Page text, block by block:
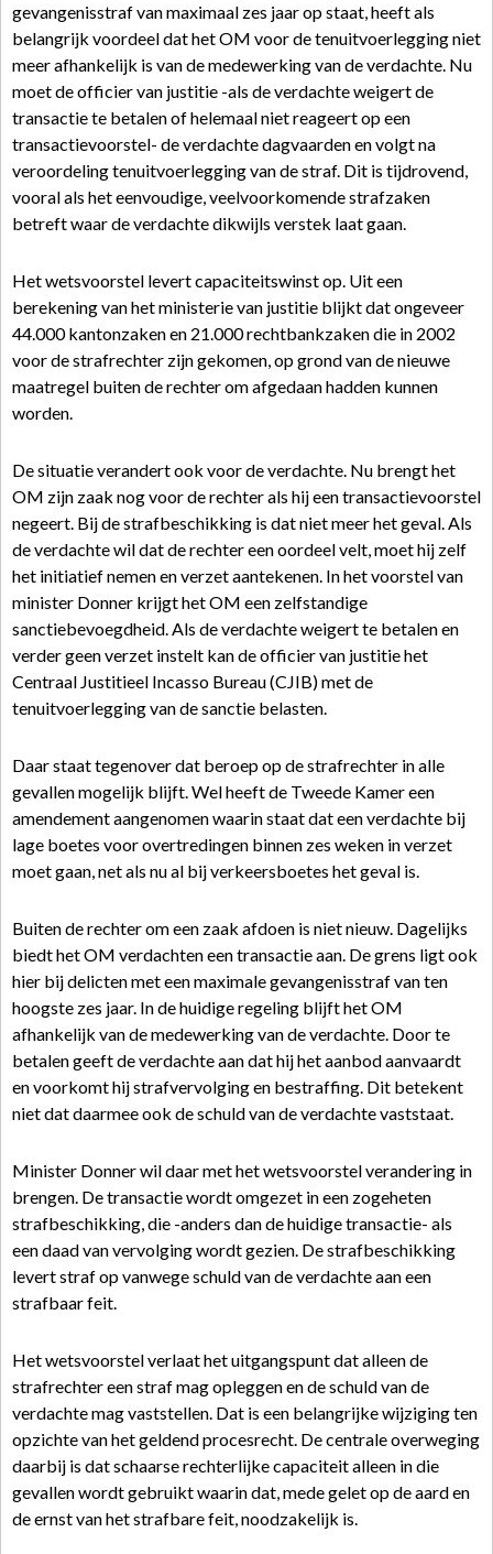
gevangenisstraf van maximaal zes jaar op staat, heeft als
belangrijk voordeel dat het OM voor de tenuitvoerlegging niet
meer afhankelijk is van de medewerking van de verdachte. Nu
moet de officier van justitie -als de verdachte weigert de
transactie te betalen of helemaal niet reageert op een
transactievoorstel- de verdachte dagvaarden en volgt na
veroordeling tenuitvoerlegging van de straf. Dit is tijdrovend,
vooral als het eenvoudige, veelvoorkomende strafzaken
betreft waar de verdachte dikwijls verstek laat gaan.
Het wetsvoorstel levert capaciteitswinst op. Uit een
berekening van het ministerie van justitie blijkt dat ongeveer
44.000 kantonzaken en 21.000 rechtbankzaken die in 2002
voor de strafrechter zijn gekomen, op grond van de nieuwe
maatregel buiten de rechter om afgedaan hadden kunnen
worden.
De situatie verandert ook voor de verdachte. Nu brengt het
OM zijn zaak nog voor de rechter als hij een transactievoorstel
negeert. Bij de strafbeschikking is dat niet meer het geval. Als
de verdachte wil dat de rechter een oordeel velt, moet hij zelf
het initiatief nemen en verzet aantekenen. In het voorstel van
minister Donner krijgt het OM een zelfstandige
sanctiebevoegdheid. Als de verdachte weigert te betalen en
verder geen verzet instelt kan de officier van justitie het
Centraal Justitieel Incasso Bureau (CJIB) met de
tenuitvoerlegging van de sanctie belasten.
Daar staat tegenover dat beroep op de strafrechter in alle
gevallen mogelijk blijft. Wel heeft de Tweede Kamer een
amendement aangenomen waarin staat dat een verdachte bij
lage boetes voor overtredingen binnen zes weken in verzet
moet gaan, net als nu al bij verkeersboetes het geval is.
Buiten de rechter om een zaak afdoen is niet nieuw. Dagelijks
biedt het OM verdachten een transactie aan. De grens ligt ook
hier bij delicten met een maximale gevangenisstraf van ten
hoogste zes jaar. In de huidige regeling blijft het OM
afhankelijk van de medewerking van de verdachte. Door te
betalen geeft de verdachte aan dat hij het aanbod aanvaardt
en voorkomt hij strafvervolging en bestraffing. Dit betekent
niet dat daarmee ook de schuld van de verdachte vaststaat.
Minister Donner wil daar met het wetsvoorstel verandering in
brengen. De transactie wordt omgezet in een zogeheten
strafbeschikking, die -anders dan de huidige transactie- als
een daad van vervolging wordt gezien. De strafbeschikking
levert straf op vanwege schuld van de verdachte aan een
strafbaar feit.
Het wetsvoorstel verlaat het uitgangspunt dat alleen de
strafrechter een straf mag opleggen en de schuld van de
verdachte mag vaststellen. Dat is een belangrijke wijziging ten
opzichte van het geldend procesrecht. De centrale overweging
daarbij is dat schaarse rechterlijke capaciteit alleen in die
gevallen wordt gebruikt waarin dat, mede gelet op de aard en
de ernst van het strafbare feit, noodzakelijk is.